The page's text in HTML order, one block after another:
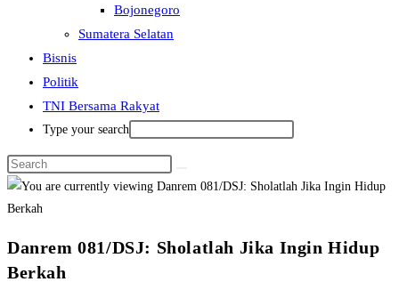
Bojonegoro
Sumatera Selatan
Bisnis
Politik
TNI Bersama Rakyat
Type your search
Danrem 081/DSJ: Sholatlah Jika Ingin Hidup
Berkah